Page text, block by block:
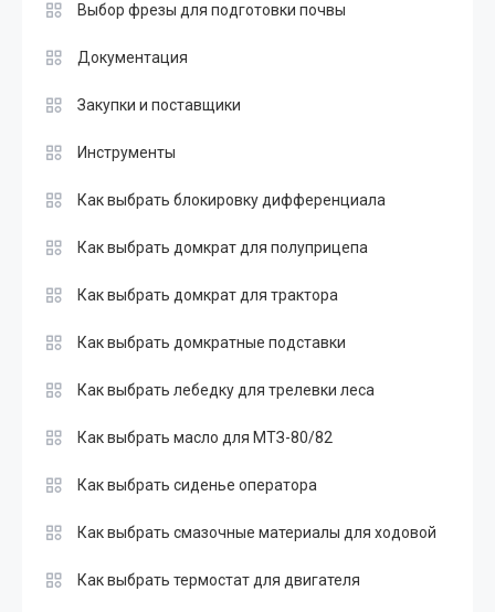
Выбор фрезы для подготовки почвы
Документация
Закупки и поставщики
Инструменты
Как выбрать блокировку дифференциала
Как выбрать домкрат для полуприцепа
Как выбрать домкрат для трактора
Как выбрать домкратные подставки
Как выбрать лебедку для трелевки леса
Как выбрать масло для МТЗ-80/82
Как выбрать сиденье оператора
Как выбрать смазочные материалы для ходовой
Как выбрать термостат для двигателя